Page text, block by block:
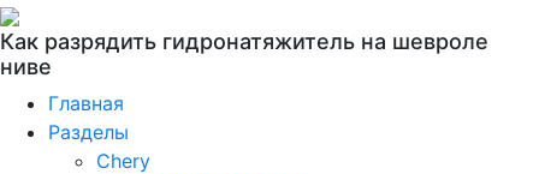
Как разрядить гидронатяжитель на шевроле
ниве
Главная
Разделы
Chery